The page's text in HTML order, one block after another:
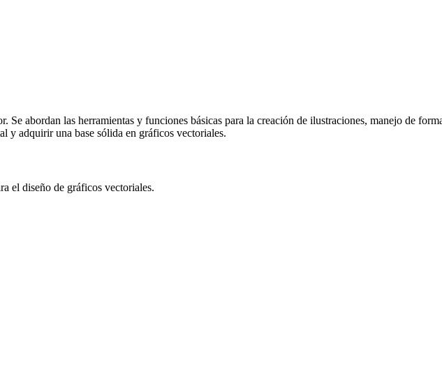
abordan las herramientas y funciones básicas para la creación de ilustraciones, manejo de
y adquirir una base sólida en gráficos vectoriales.
el diseño de gráficos vectoriales.